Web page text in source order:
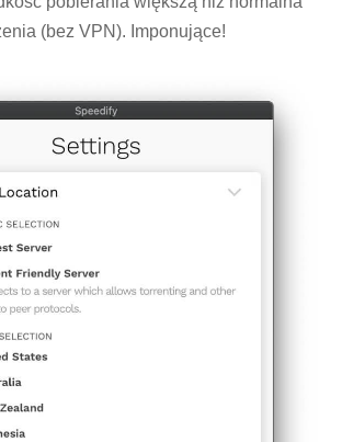
(bez VPN). Imponujące!